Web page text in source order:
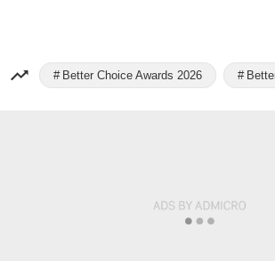
Better Choice Awards 2026